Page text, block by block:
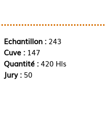
Echantillon :243
Cuve : 147
Quantité :420 Hls
Jury : 50